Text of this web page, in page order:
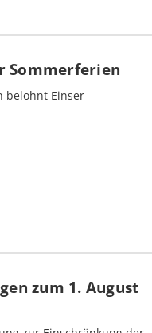
Sommerferien
belohnt Einser
zum 1. August